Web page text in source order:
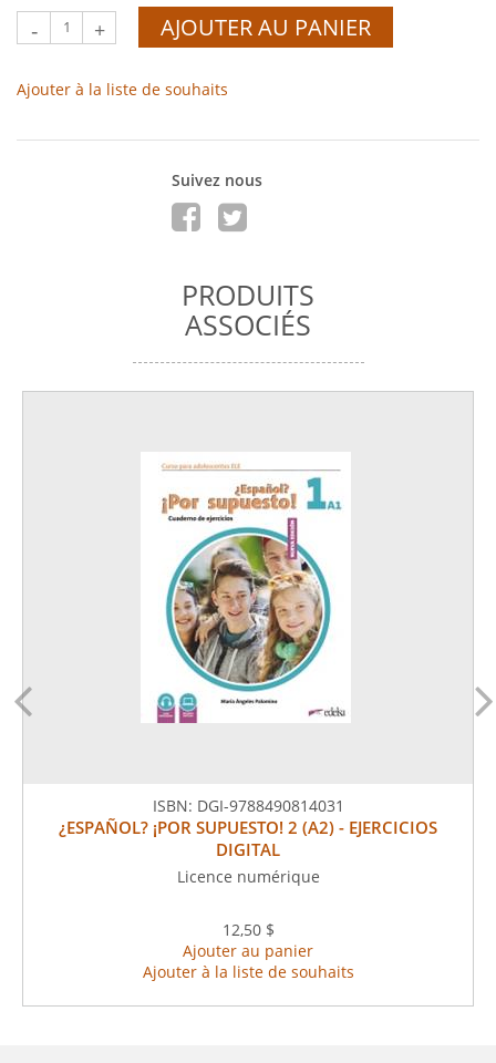
- + AJOUTER AU PANIER
Ajouter à la liste de souhaits
Suivez nous
PRODUITS
ASSOCIÉS
ISBN: DGI-9788490814031
¿ESPAÑOL? ¡POR SUPUESTO! 2 (A2) - EJERCICIOS
DIGITAL
Licence numérique
12,50 $
Ajouter au panier
Ajouter à la liste de souhaits